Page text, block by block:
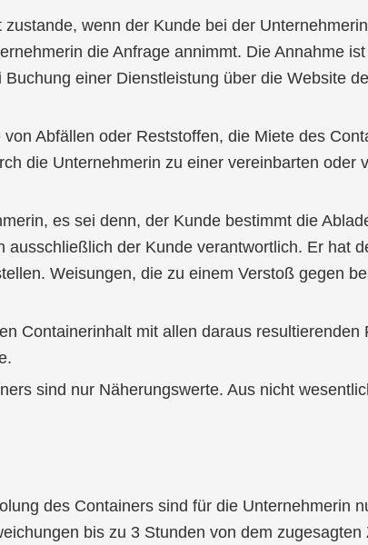
wenn der Kunde bei der
die Anfrage annimmt. Die Annahme
einer Dienstleistung über die Website
Abfällen oder Reststoffen, die Miete des
die Unternehmerin zu einer vereinbarten oder
es sei denn, der Kunde bestimmt die
der Kunde verantwortlich. Er hat
Weisungen, die zu einem Verstoß gegen
Containerinhalt mit allen daraus resultierenden
sind nur Näherungswerte. Aus nicht
des Containers sind für die Unternehmerin
bis zu 3 Stunden von dem zugesagten